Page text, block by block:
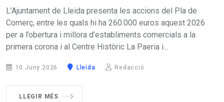
L’Ajuntament de Lleida presenta les accions del Pla de
Comerç, entre les quals hi ha 260.000 euros aquest 2026
per a l’obertura i millora d’establiments comercials a la
primera corona i al Centre Històric La Paeria i...
10 Juny 2026 Lleida Redacció
LLEGIR MÉS